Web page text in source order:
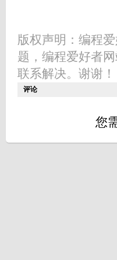
版权声明：编程
题，编程爱好者
联系解决。谢谢！
评论
您